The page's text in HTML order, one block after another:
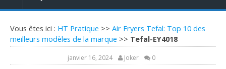
Vous êtes ici : HT Pratique >> Air Fryers Tefal: Top 10 des
meilleurs modèles de la marque >> Tefal-EY4018
janvier 16, 2024 Joker 0